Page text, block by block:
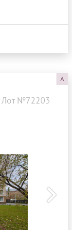
A
Лот №72203